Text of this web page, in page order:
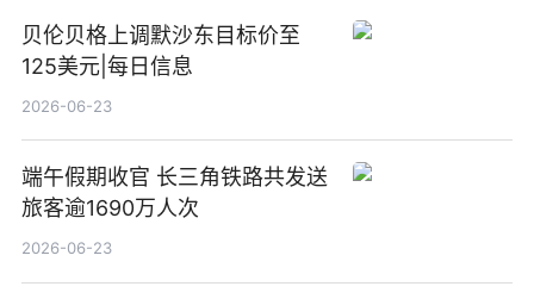
贝伦贝格上调默沙东目标价至
125美元|每日信息
2026-06-23
端午假期收官 长三角铁路共发送
旅客逾1690万人次
2026-06-23